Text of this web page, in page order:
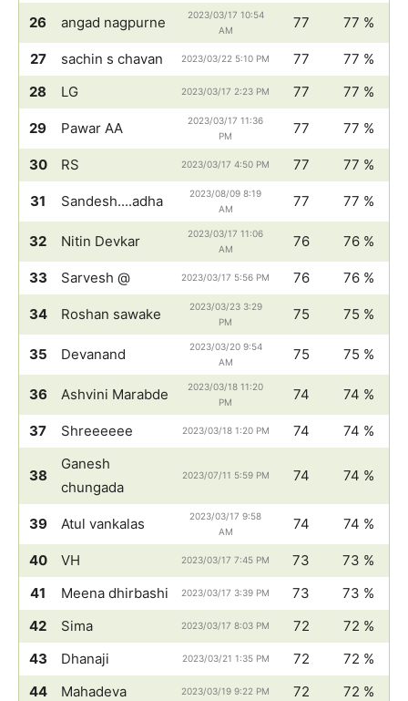
26 angad nagpurne
2023/03/17 10:54
AM
77 77 %
27 sachin s chavan 2023/03/22 5:10 PM 77
77 %
28
LG 2023/03/17 2:23 PM 77 77 %
29 Pawar AA
2023/03/17 11:36
PM
77 77 %
30 RS 2023/03/17 4:50 PM 77 77 %
31 Sandesh....adha
2023/08/09 8:19
AM
77 77 %
32 Nitin Devkar
2023/03/17 11:06
AM
76 76 %
33 Sarvesh @ 2023/03/17 5:56 PM 76 76 %
34 Roshan sawake
2023/03/23 3:29
PM
75 75 %
35 Devanand
2023/03/20 9:54
AM
75 75 %
36 Ashvini Marabde
2023/03/18 11:20
PM
74 74 %
37 Shreeeeee 2023/03/18 1:20 PM 74 74 %
38
Ganesh
chungada
2023/07/11 5:59 PM 74 74 %
39 Atul vankalas
2023/03/17 9:58
AM
74 74 %
40 VH 2023/03/17 7:45 PM 73
73 %
41
Meena dhirbashi 2023/03/17 3:39 PM 73
73 %
42
Sima 2023/03/17 8:03 PM 72
72 %
43
Dhanaji 2023/03/21 1:35 PM 72
72 %
44
Mahadeva 2023/03/19 9:22 PM 72
72 %